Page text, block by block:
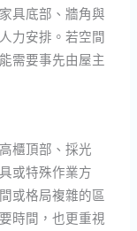
具底部、牆角與
力安排。若空間
需要事先由屋主
櫃頂部、採光
或特殊作業方
或格局複雜的區
時間，也更重視